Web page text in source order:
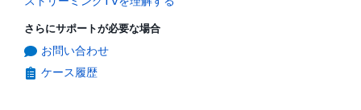
さらにサポートが必要な場合
お問い合わせ
ケース履歴